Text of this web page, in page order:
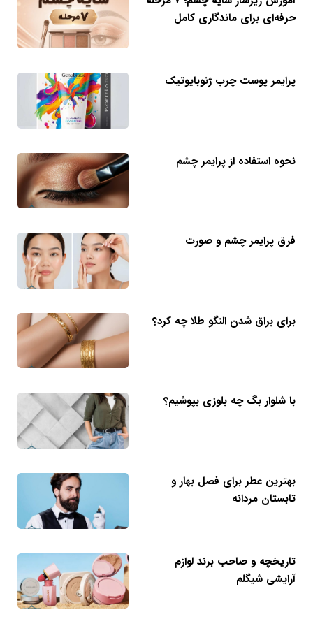
حرفه‌ای برای ماندگاری کامل
پرایمر پوست چرب ژنوبایوتیک
نحوه استفاده از پرایمر چشم
فرق پرایمر چشم و صورت
برای براق شدن النگو طلا چه کرد؟
با شلوار بگ چه بلوزی بپوشیم؟
بهترین عطر برای فصل بهار و
تابستان مردانه
تاریخچه و صاحب برند لوازم
آرایشی شیگلم